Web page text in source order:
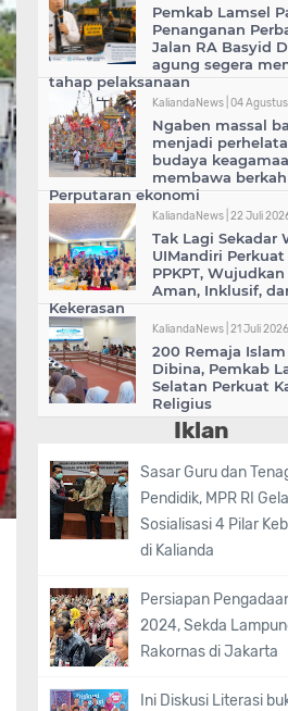
Pemkab Lamsel
Penanganan
Jalan RA Basyid
agung segera
tahap pelaksanaan
KaliandaNews | 04
Ngaben massal
menjadi
budaya
membawa berkah
Perputaran ekonomi
KaliandaNews | 22 Juli
Tak Lagi Sekadar
UIMandiri Perkuat
PPKPT,
Aman, Inklusif,
Kekerasan
KaliandaNews | 21 Juli 2026
200 Remaja
Dibina, Pemkab
Selatan Perkuat
Religius
Iklan
Sasar Guru dan
Pendidik, MPR RI
Sosialisasi 4 Pilar
di Kalianda
Persiapan
2024, Sekda
Rakornas di Jakarta
Ini Diskusi Literasi